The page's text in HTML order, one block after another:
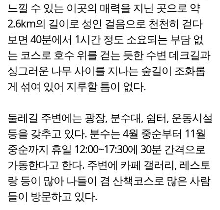
느낄 수 있는 이곳의 매력을 지닌 곳으로 약
2.6km의 길이로 성인 걸음으로 천천히 걷다
보면 40분에서 1시간 정도 소요되는 부담 없
는 코스로 호수 위를 걷는 듯한 수변 데크길과
싱그러운 나무 사이를 지나는 숲길이 조화롭
게 섞여 있어 지루할 틈이 없다.
둘레길 주변에는 광장, 분수대, 쉼터, 운동시설
등을 갖추고 있다. 분수는 4월 중순부터 11월
중순까지 휴일 12:00~17:30에 30분 간격으로
가동한다고 한다. 주변에 카페 갤러리, 레스토
랑 등이 많아 나들이 겸 산책코스로 많은 사람
들이 방문하고 있다.